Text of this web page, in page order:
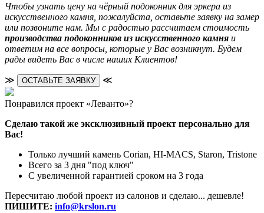
Чтобы узнать цену на чёрный подоконник для эркера из
искусственного камня, пожалуйста, оставьте заявку на замер
или позвоните нам. Мы с радостью рассчитаем стоимость
производства подоконников из искусственного камня и
ответим на все вопросы, которые у Вас возникнут. Будем
рады видеть Вас в числе наших Клиентов!
≫ ОСТАВЬТЕ ЗАЯВКУ ≪
Понравился проект «Леванто»?
Сделаю такой же эксклюзивный проект персонально для
Вас!
Только лучший камень Corian, HI-MACS, Staron, Tristone
Всего за 3 дня "под ключ"
С увеличенной гарантией сроком на 3 года
Пересчитаю любой проект из салонов и сделаю... дешевле!
ПИШИТЕ: info@krslon.ru